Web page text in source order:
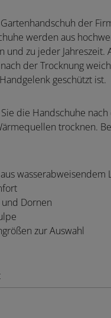
der
werden aus
und zu jeder
der Trocknung
geschützt ist.
die Handschuhe
trocknen.
wasserabweisendem
Dornen
zur Auswahl